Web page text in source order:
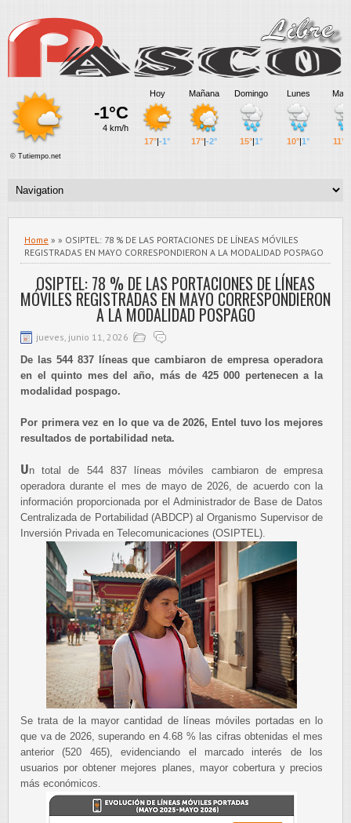
Home » » OSIPTEL: 78 % DE LAS PORTACIONES DE LÍNEAS MÓVILES
REGISTRADAS EN MAYO CORRESPONDIERON A LA MODALIDAD POSPAGO
OSIPTEL: 78 % DE LAS PORTACIONES DE LÍNEAS
MÓVILES REGISTRADAS EN MAYO CORRESPONDIERON
A LA MODALIDAD POSPAGO
jueves, junio 11, 2026
De las 544 837 líneas que cambiaron de empresa operadora
en el quinto mes del año, más de 425 000 pertenecen a la
modalidad pospago.
Por primera vez en lo que va de 2026, Entel tuvo los mejores
resultados de portabilidad neta.
Un total de 544 837 líneas móviles cambiaron de empresa
operadora durante el mes de mayo de 2026, de acuerdo con la
información proporcionada por el Administrador de Base de Datos
Centralizada de Portabilidad (ABDCP) al Organismo Supervisor de
Inversión Privada en Telecomunicaciones (OSIPTEL).
Se trata de la mayor cantidad de líneas móviles portadas en lo
que va de 2026, superando en 4.68 % las cifras obtenidas el mes
anterior (520 465), evidenciando el marcado interés de los
usuarios por obtener mejores planes, mayor cobertura y precios
más económicos.